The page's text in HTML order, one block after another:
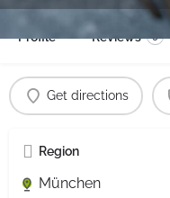
Profile Reviews 0
Get directions
Region
München